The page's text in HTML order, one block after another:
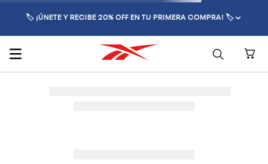
🏷️ ¡ÚNETE Y RECIBE 20% OFF EN TU PRIMERA COMPRA! 🏷️